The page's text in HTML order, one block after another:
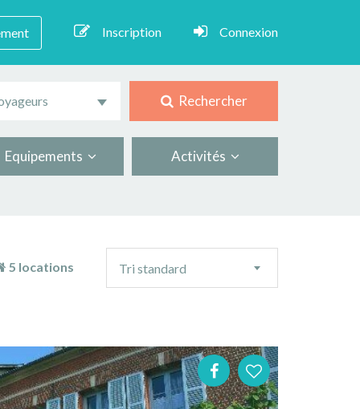
Inscription Connexion
Rechercher
Equipements Activités
5 locations
tri
Tri standard